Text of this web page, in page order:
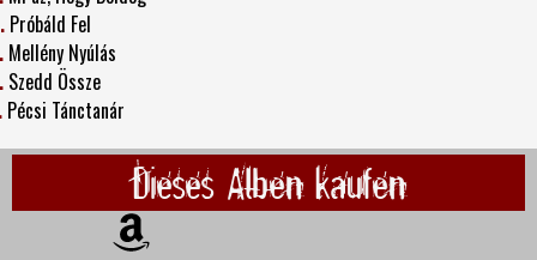
Próbáld Fel
Mellény Nyúlás
Szedd Össze
Pécsi Tánctanár
Dieses Alben kaufen